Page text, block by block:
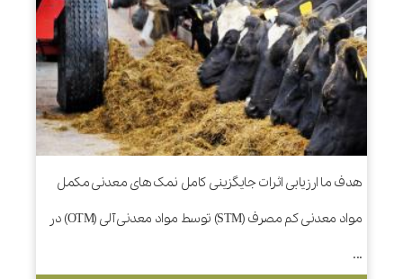
هدف ما ارزیابی اثرات جایگزینی کامل نمک های معدنی مکمل
مواد معدنی کم مصرف (STM) توسط مواد معدنی آلی (OTM) در
...